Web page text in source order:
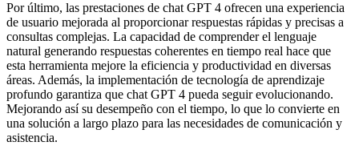
Por último, las prestaciones de chat GPT 4 ofrecen una experiencia
de usuario mejorada al proporcionar respuestas rápidas y precisas a
consultas complejas. La capacidad de comprender el lenguaje
natural generando respuestas coherentes en tiempo real hace que
esta herramienta mejore la eficiencia y productividad en diversas
áreas. Además, la implementación de tecnología de aprendizaje
profundo garantiza que chat GPT 4 pueda seguir evolucionando.
Mejorando así su desempeño con el tiempo, lo que lo convierte en
una solución a largo plazo para las necesidades de comunicación y
asistencia.